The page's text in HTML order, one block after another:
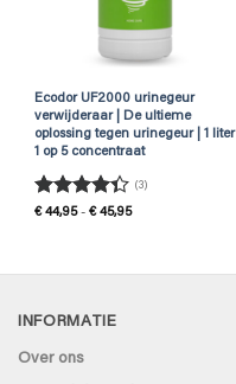
Ecodor UF2000 urinegeur
verwijderaar | De ultieme
oplossing tegen urinegeur | 1 liter
1 op 5 concentraat
Gewaardeerd
(3)
€44,95 - €45,95Prijsklasse:
INFORMATIE
Over ons